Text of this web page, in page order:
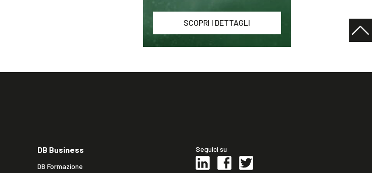
SCOPRI I DETTAGLI
DB Business
DB Formazione
Seguici su